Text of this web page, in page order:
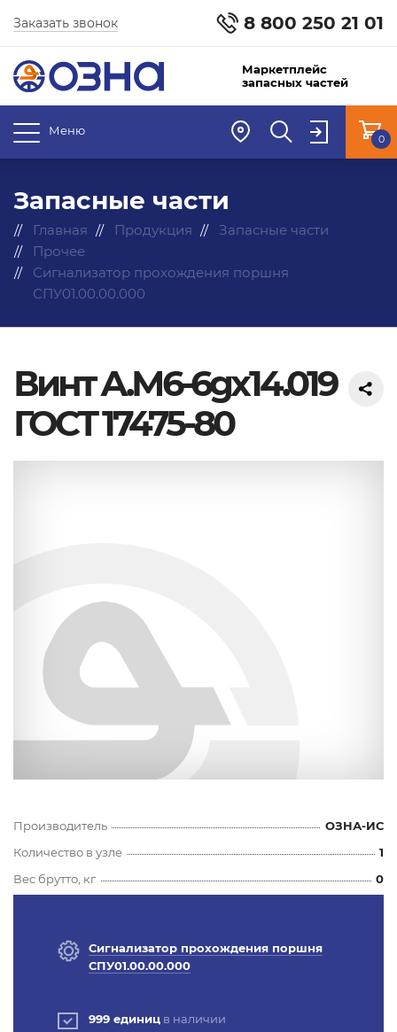
8 800 250 21 01
Заказать звонок
Маркетплейс
запасных частей
Меню
0
Запасные части
Главная Продукция
Запасные части
Прочее
Сигнализатор прохождения поршня
СПУ01.00.00.000
Винт А.М6-6gх14.019
ГОСТ 17475-80
Производитель
ОЗНА-ИС
Количество в узле
1
Вес брутто, кг
0
Сигнализатор прохождения поршня
СПУ01.00.00.000
999 единиц в наличии